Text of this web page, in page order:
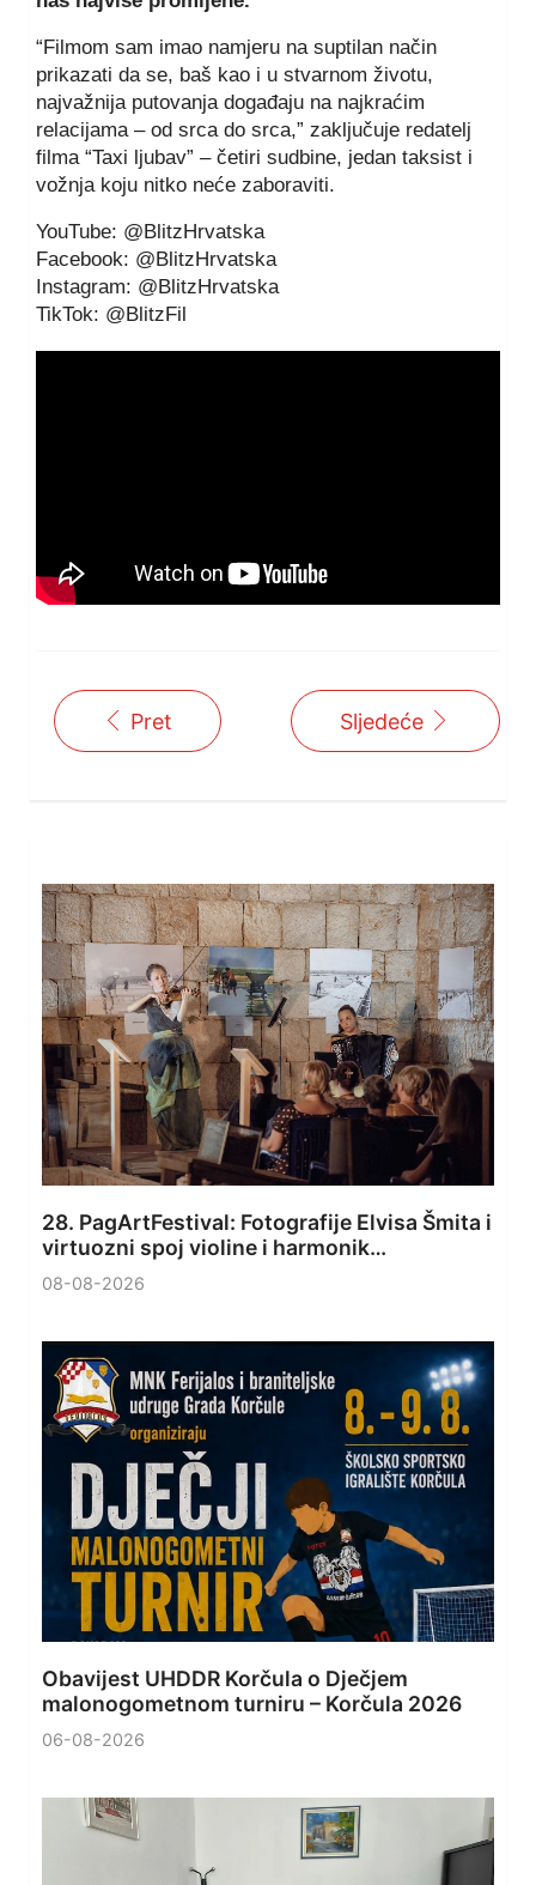
“Filmom sam imao namjeru na suptilan način
prikazati da se, baš kao i u stvarnom životu,
najvažnija putovanja događaju na najkraćim
relacijama – od srca do srca,” zaključuje redatelj
filma “Taxi ljubav” – četiri sudbine, jedan taksist i
vožnja koju nitko neće zaboraviti.
YouTube: @BlitzHrvatska
Facebook: @BlitzHrvatska
Instagram: @BlitzHrvatska
TikTok: @BlitzFil
Pret Sljedeće
28. PagArtFestival: Fotografije Elvisa Šmita i
virtuozni spoj violine i harmonik…
08-08-2026
Obavijest UHDDR Korčula o Dječjem
malonogometnom turniru – Korčula 2026
06-08-2026